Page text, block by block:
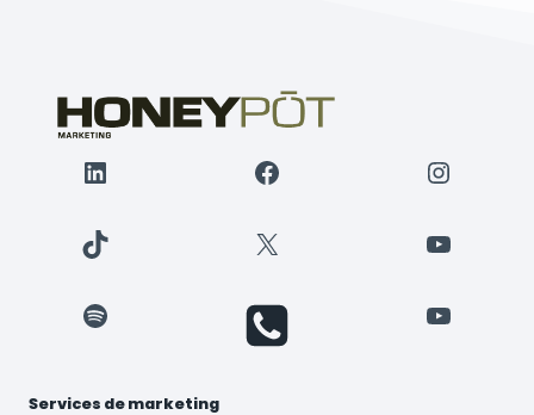
LinkedIn Facebook
TikTok X YouTube
Spotify YouTube
Services de marketing